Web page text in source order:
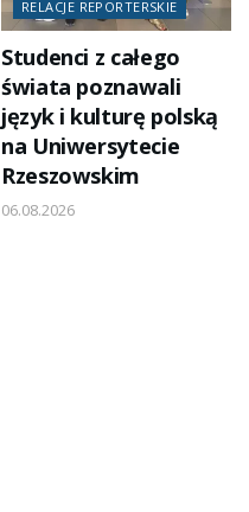
RELACJE REPORTERSKIE
Studenci z całego
świata poznawali
język i kulturę polską
na Uniwersytecie
Rzeszowskim
06.08.2026